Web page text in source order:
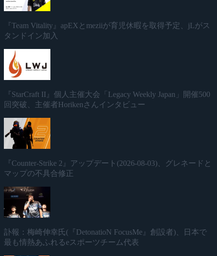
『Team Vitality』apEXとmeziiが育児休暇を取得予定、jLがス
タンドイン加入
『StarCraft II』個人主催大会「Legacy Weekly Japan」開催500
回突破、主催者Horikenさんインタビュー
『Counter-Strike 2』アップデート(2026-08-03)、グレネードと
マップの不具合修正
訃報：梅崎伸幸氏(『DetonatioN FocusMe』創設者)、日本で
最も情熱あふれるeスポーツチーム代表